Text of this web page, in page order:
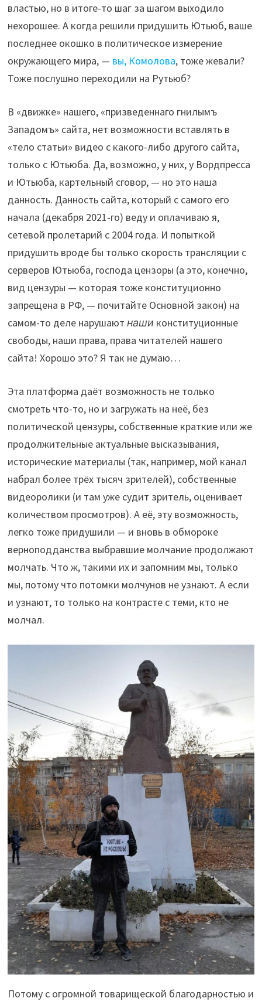
властью, но в итоге-то шаг за шагом выходило
нехорошее. А когда решили придушить Ютьюб, ваше
последнее окошко в политическое измерение
окружающего мира, — вы, Комолова, тоже жевали?
Тоже послушно переходили на Рутьюб?
В «движке» нашего, «призведеннаго гнилымъ
Западомъ» сайта, нет возможности вставлять в
«тело статьи» видео с какого-либо другого сайта,
только с Ютьюба. Да, возможно, у них, у Вордпресса
и Ютьюба, картельный сговор, — но это наша
данность. Данность сайта, который с самого его
начала (декабря 2021-го) веду и оплачиваю я,
сетевой пролетарий с 2004 года. И попыткой
придушить вроде бы только скорость трансляции с
серверов Ютьюба, господа цензоры (а это, конечно,
вид цензуры — которая тоже конституционно
запрещена в РФ, — почитайте Основной закон) на
самом-то деле нарушают наши конституционные
свободы, наши права, права читателей нашего
сайта! Хорошо это? Я так не думаю…
Эта платформа даёт возможность не только
смотреть что-то, но и загружать на неё, без
политической цензуры, собственные краткие или же
продолжительные актуальные высказывания,
исторические материалы (так, например, мой канал
набрал более трёх тысяч зрителей), собственные
видеоролики (и там уже судит зритель, оценивает
количеством просмотров). А её, эту возможность,
легко тоже придушили — и вновь в обмороке
верноподданства выбравшие молчание продолжают
молчать. Что ж, такими их и запомним мы, только
мы, потому что потомки молчунов не узнают. А если
и узнают, то только на контрасте с теми, кто не
молчал.
Потому с огромной товарищеской благодарностью и